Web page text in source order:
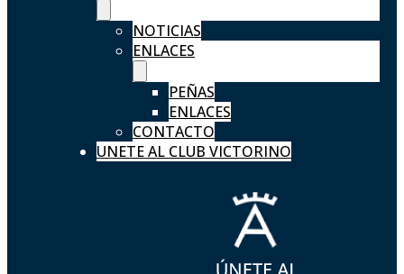
NOTICIAS
ENLACES
PEÑAS
ENLACES
CONTACTO
UNETE AL CLUB VICTORINO